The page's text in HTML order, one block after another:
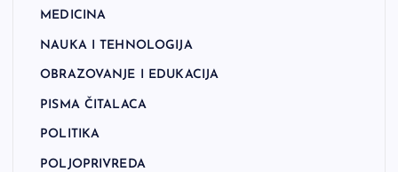
MEDICINA
NAUKA I TEHNOLOGIJA
OBRAZOVANJE I EDUKACIJA
PISMA ČITALACA
POLITIKA
POLJOPRIVREDA